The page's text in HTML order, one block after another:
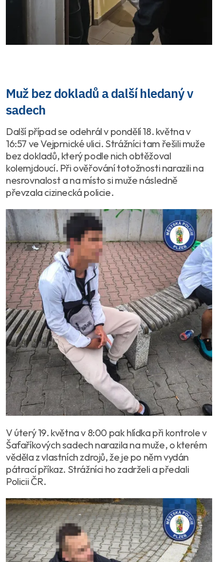
Muž bez dokladů a další hledaný v
sadech
Další případ se odehrál v pondělí 18. května v
16:57 ve Vejprnické ulici. Strážníci tam řešili muže
bez dokladů, který podle nich obtěžoval
kolemjdoucí. Při ověřování totožnosti narazili na
nesrovnalost a na místo si muže následně
převzala cizinecká policie.
V úterý 19. května v 8:00 pak hlídka při kontrole v
Šafaříkových sadech narazila na muže, o kterém
věděla z vlastních zdrojů, že je po něm vydán
pátrací příkaz. Strážníci ho zadrželi a předali
Policii ČR.